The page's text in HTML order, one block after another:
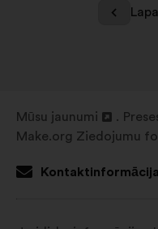
Lapa
Mūsu jaunumi
Atvērt
cilnē
cilnē
Make.org Ziedojumu
jaunā
Kontaktinformācija